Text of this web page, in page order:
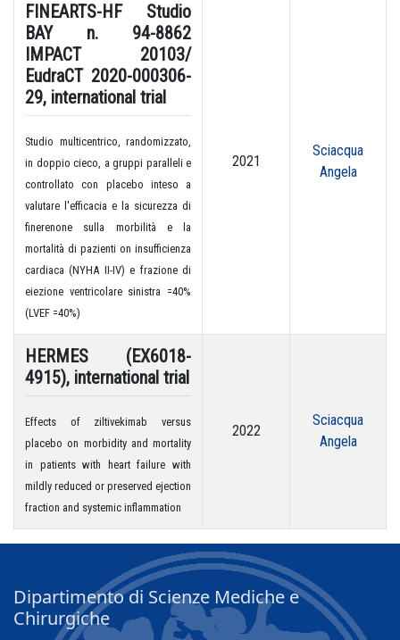
FINEARTS-HF Studio
BAY n. 94-8862
IMPACT 20103/
EudraCT 2020-000306-
29, international trial
Studio multicentrico, randomizzato,
in doppio cieco, a gruppi paralleli e
controllato con placebo inteso a
valutare l'efficacia e la sicurezza di
finerenone sulla morbilità e la
mortalità di pazienti on insufficienza
cardiaca (NYHA II-IV) e frazione di
eiezione ventricolare sinistra =40%
(LVEF =40%)
2021
Sciacqua
Angela
HERMES (EX6018-
4915), international trial
Effects of ziltivekimab versus
placebo on morbidity and mortality
in patients with heart failure with
mildly reduced or preserved ejection
fraction and systemic inflammation
2022
Sciacqua
Angela
Dipartimento di Scienze Mediche e
Chirurgiche